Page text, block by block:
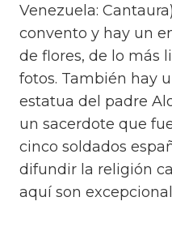
Venezuela:
convento y hay un
de flores, de lo más
fotos. También hay
estatua del padre
un sacerdote que
cinco soldados
difundir la religión
aquí son